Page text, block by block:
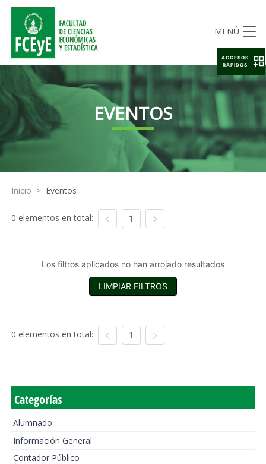
MENÚ
EVENTOS
Inicio > Eventos
0 elementos en total: 1
Los filtros aplicados no han arrojado resultados
LIMPIAR FILTROS
0 elementos en total: 1
Categorías
Alumnado
Información General
Contador Público
ACCESOS
RAPIDOS